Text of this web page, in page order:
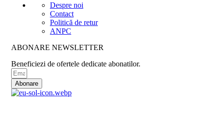
Despre noi
Contact
Politică de retur
ANPC
ABONARE NEWSLETTER
Beneficiezi de ofertele dedicate abonatilor.
Abonare